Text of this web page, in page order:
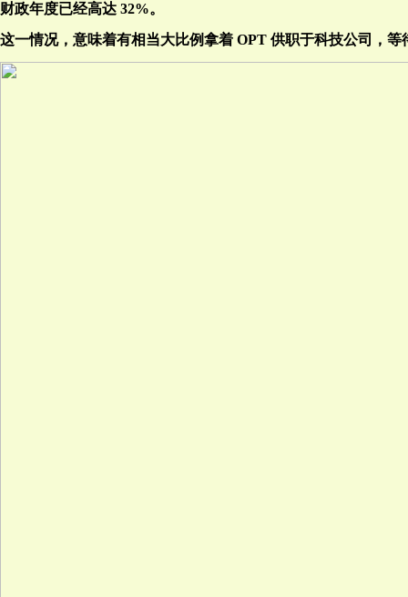
财政年度已经高达 32%。
这一情况，意味着有相当大比例拿着 OPT 供职于科技公司，